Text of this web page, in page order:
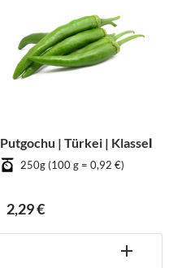
Putgochu | Türkei | KlasseⅠ
250g (100 g = 0,92 €)
2,29 €